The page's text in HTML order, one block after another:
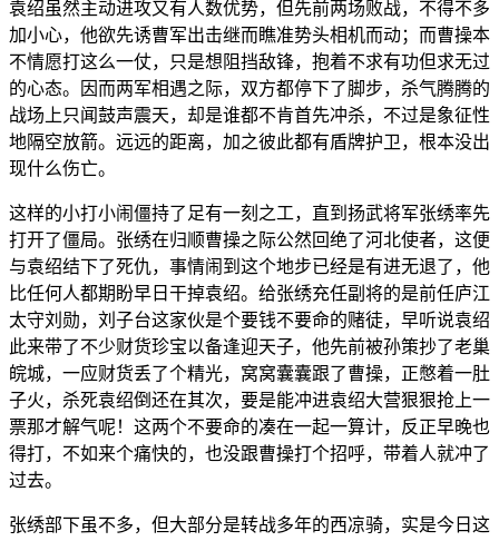
袁绍虽然主动进攻又有人数优势，但先前两场败战，不得不多
加小心，他欲先诱曹军出击继而瞧准势头相机而动；而曹操本
不情愿打这么一仗，只是想阻挡敌锋，抱着不求有功但求无过
的心态。因而两军相遇之际，双方都停下了脚步，杀气腾腾的
战场上只闻鼓声震天，却是谁都不肯首先冲杀，不过是象征性
地隔空放箭。远远的距离，加之彼此都有盾牌护卫，根本没出
现什么伤亡。
这样的小打小闹僵持了足有一刻之工，直到扬武将军张绣率先
打开了僵局。张绣在归顺曹操之际公然回绝了河北使者，这便
与袁绍结下了死仇，事情闹到这个地步已经是有进无退了，他
比任何人都期盼早日干掉袁绍。给张绣充任副将的是前任庐江
太守刘勋，刘子台这家伙是个要钱不要命的赌徒，早听说袁绍
此来带了不少财货珍宝以备逢迎天子，他先前被孙策抄了老巢
皖城，一应财货丢了个精光，窝窝囊囊跟了曹操，正憋着一肚
子火，杀死袁绍倒还在其次，要是能冲进袁绍大营狠狠抢上一
票那才解气呢！这两个不要命的凑在一起一算计，反正早晚也
得打，不如来个痛快的，也没跟曹操打个招呼，带着人就冲了
过去。
张绣部下虽不多，但大部分是转战多年的西凉骑，实是今日这